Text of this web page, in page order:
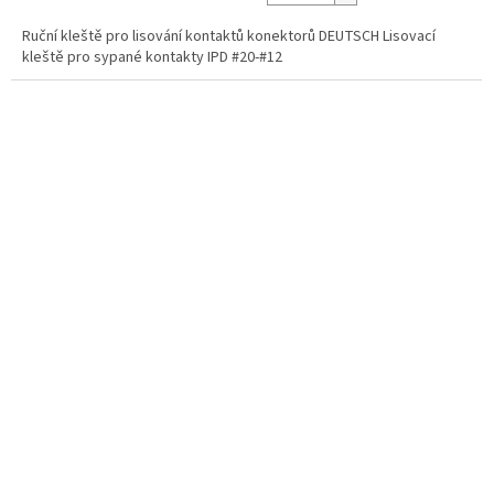
Ruční kleště pro lisování kontaktů konektorů DEUTSCH Lisovací
kleště pro sypané kontakty IPD #20-#12